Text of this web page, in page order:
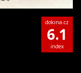
dokina.cz
6.1
index